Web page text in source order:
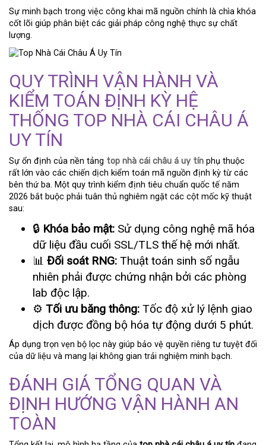
Sự minh bạch trong việc công khai mã nguồn chính là chìa khóa
cốt lõi giúp phân biệt các giải pháp công nghệ thực sự chất
lượng.
QUY TRÌNH VẬN HÀNH VÀ
KIỂM TOÁN ĐỊNH KỲ HỆ
THỐNG TOP NHÀ CÁI CHÂU Á
UY TÍN
Sự ổn định của nền tảng top nhà cái châu á uy tín phụ thuộc
rất lớn vào các chiến dịch kiểm toán mã nguồn định kỳ từ các
bên thứ ba. Một quy trình kiểm định tiêu chuẩn quốc tế năm
2026 bắt buộc phải tuân thủ nghiêm ngặt các cột mốc kỹ thuật
sau:
🔒 Khóa bảo mật: Sử dụng công nghệ mã hóa
dữ liệu đầu cuối SSL/TLS thế hệ mới nhất.
📊 Đối soát RNG: Thuật toán sinh số ngẫu
nhiên phải được chứng nhận bởi các phòng
lab độc lập.
⚙️ Tối ưu băng thông: Tốc độ xử lý lệnh giao
dịch được đồng bộ hóa tự động dưới 5 phút.
Áp dụng trọn vẹn bộ lọc này giúp bảo vệ quyền riêng tư tuyệt đối
của dữ liệu và mang lại không gian trải nghiệm minh bạch.
ĐÁNH GIÁ TỔNG QUAN VÀ
ĐỊNH HƯỚNG VẬN HÀNH AN
TOÀN